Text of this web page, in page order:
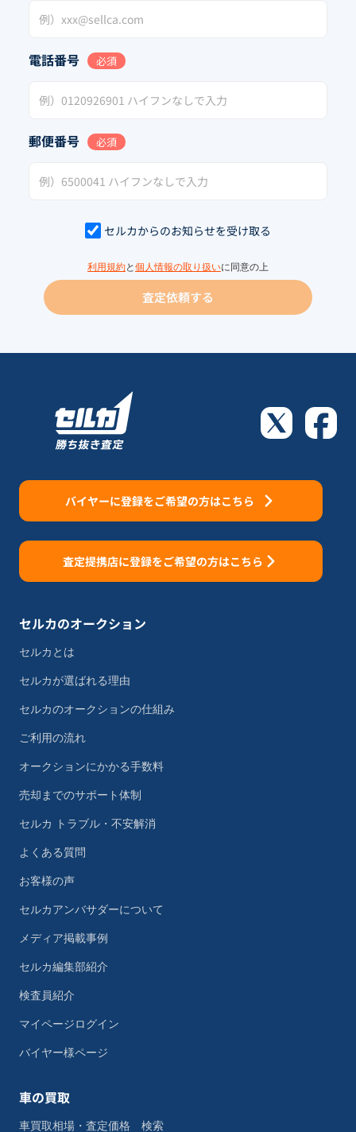
電話番号 必須
郵便番号 必須
セルカからのお知らせを受け取る
利用規約と 個人情報の取り扱いに同意の上
査定依頼する
バイヤーに登録をご希望の方はこちら
査定提携店に登録をご希望の方はこちら
セルカのオークション
セルカとは
セルカが選ばれる理由
セルカのオークションの仕組み
ご利用の流れ
オークションにかかる手数料
売却までのサポート体制
セルカ トラブル・不安解消
よくある質問
お客様の声
セルカアンバサダーについて
メディア掲載事例
セルカ編集部紹介
検査員紹介
マイページログイン
バイヤー様ページ
車の買取
車買取相場・査定価格 検索